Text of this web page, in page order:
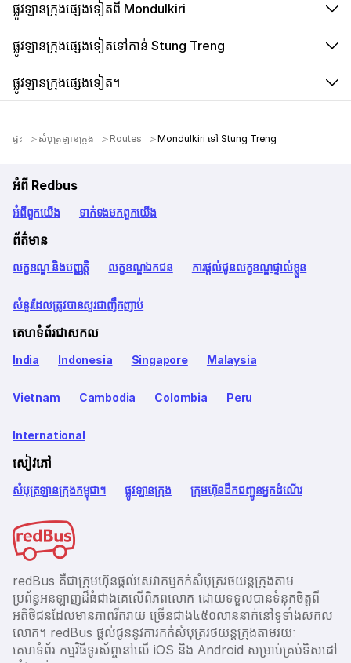
ផ្លូវឡានក្រុងផ្សេងទៀតពី Mondulkiri
ផ្លូវឡានក្រុងផ្សេងទៀតទៅកាន់ Stung Treng
ផ្លូវឡានក្រុងផ្សេងទៀត។
ផ្ទះ សំបុត្រឡានក្រុង Routes Mondulkiri ទៅ Stung Treng
អំពី Redbus
អំពី​ពួក​យើង ទាក់ទង​មក​ពួក​យើង
ព័ត៌មាន
លក្ខខណ្ឌ និងបញ្ញត្តិ លក្ខខណ្ឌឯកជន ការផ្តល់ជូនលក្ខខណ្ឌផ្ទាល់ខ្លួន
សំនួរដែលត្រូវបានសួរជាញឹកញាប់
គេហទំព័រជាសកល
India Indonesia Singapore Malaysia
Vietnam Cambodia Colombia Peru
International
សៀវភៅ
សំបុត្រឡានក្រុងកម្ពុជា។ ផ្លូវឡានក្រុង ក្រុមហ៊ុនដឹកជញ្ជូនអ្នកដំណើរ
redBus គឺជាក្រុមហ៊ុនផ្តល់សេវាកម្មកក់សំបុត្ររថយន្តក្រុងតាម
ប្រព័ន្ធអនឡាញដ៏ធំជាងគេលើពិភពលោក ដោយទទួលបានទំនុកចិត្តពី
អតិថិជនដែលមានភាពរីករាយ ច្រើនជាង​៤៥០លាននាក់នៅទូទាំងសកល
លោក។ redBus ផ្ដល់ជូននូវការកក់សំបុត្ររថយន្តក្រុងតាមរយៈ
គេហទំព័រ កម្មវិធីទូរស័ព្ចនៅលើ iOS និង Android សម្រាប់គ្រប់ទិសដៅ